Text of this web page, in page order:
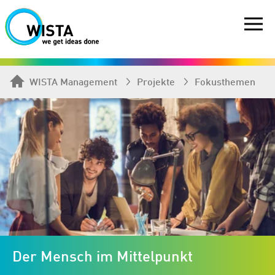
WISTA Management Projekte Fokusthemen
Der Mensch im Mittelpunkt